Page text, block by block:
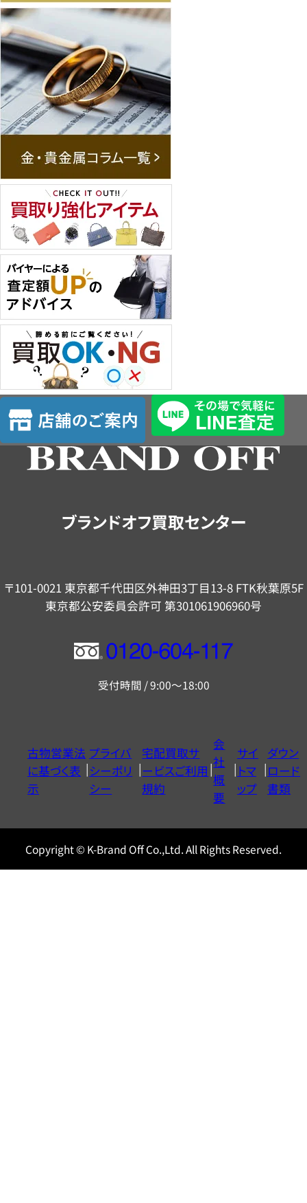
店
舗
の
ブランドオフ買取センター
〒101-0021 東京都千代田区外神田3丁目13-8 FTK秋葉原5F
東京都公安委員会許可 第301061906960号
フ
ー
ヤ
ル
0120604117
受付時間 / 9:00～18:00
古物営業法
に基づく表
示
プライバ
シーポリ
シー
宅配買取サ
ービスご利用
規約
会
社
概
要
サイ
トマ
ップ
ダウン
ロード
書類
Copyright © K-Brand Off Co.,Ltd. All Rights Reserved.